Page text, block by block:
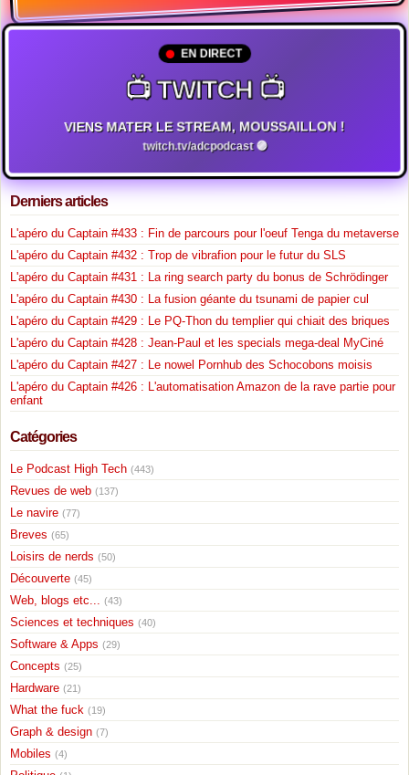
EN DIRECT
📺 TWITCH 📺
VIENS MATER LE STREAM, MOUSSAILLON !
twitch.tv/adcpodcast 🟣
Derniers articles
L'apéro du Captain #433 : Fin de parcours pour l'oeuf Tenga du metaverse
L'apéro du Captain #432 : Trop de vibrafion pour le futur du SLS
L'apéro du Captain #431 : La ring search party du bonus de Schrödinger
L'apéro du Captain #430 : La fusion géante du tsunami de papier cul
L'apéro du Captain #429 : Le PQ-Thon du templier qui chiait des briques
L'apéro du Captain #428 : Jean-Paul et les specials mega-deal MyCiné
L'apéro du Captain #427 : Le nowel Pornhub des Schocobons moisis
L'apéro du Captain #426 : L'automatisation Amazon de la rave partie pour
enfant
Catégories
Le Podcast High Tech (443)
Revues de web (137)
Le navire (77)
Breves (65)
Loisirs de nerds (50)
Découverte (45)
Web, blogs etc... (43)
Sciences et techniques (40)
Software & Apps (29)
Concepts (25)
Hardware (21)
What the fuck (19)
Graph & design (7)
Mobiles (4)